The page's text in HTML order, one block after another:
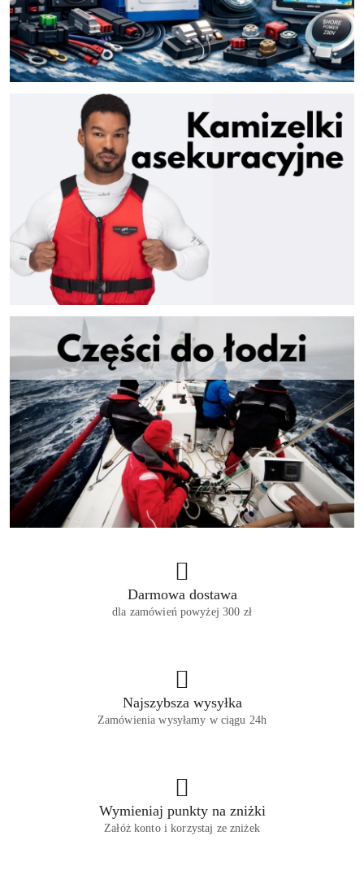
Darmowa dostawa
dla zamówień powyżej 300 zł
Najszybsza wysyłka
Zamówienia wysyłamy w ciągu 24h
Wymieniaj punkty na zniżki
Załóż konto i korzystaj ze zniżek